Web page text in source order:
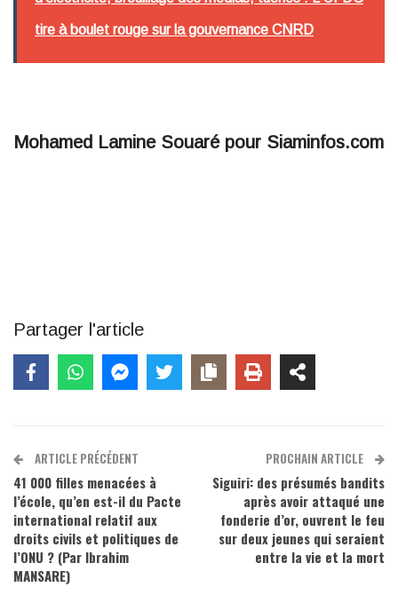
tire à boulet rouge sur la gouvernance CNRD
Mohamed Lamine Souaré pour Siaminfos.com
Partager l'article
ARTICLE PRÉCÉDENT
41 000 filles menacées à
l’école, qu’en est-il du Pacte
international relatif aux
droits civils et politiques de
l’ONU ? (Par Ibrahim
MANSARE)
PROCHAIN ARTICLE
Siguiri: des présumés bandits
après avoir attaqué une
fonderie d’or, ouvrent le feu
sur deux jeunes qui seraient
entre la vie et la mort